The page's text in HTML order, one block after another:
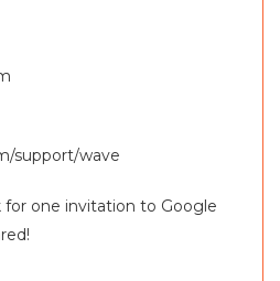
support/wave
for one invitation to Google